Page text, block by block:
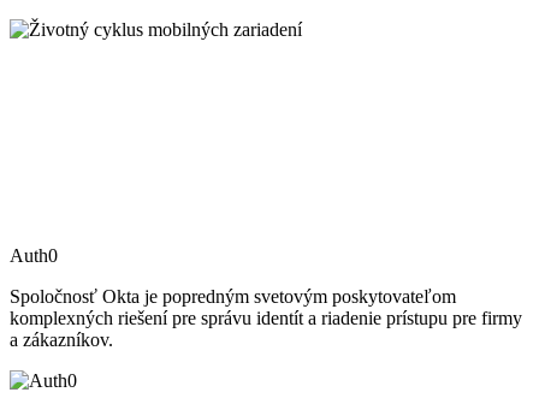
Auth0
Spoločnosť Okta je popredným svetovým poskytovateľom
komplexných riešení pre správu identít a riadenie prístupu pre firmy
a zákazníkov.